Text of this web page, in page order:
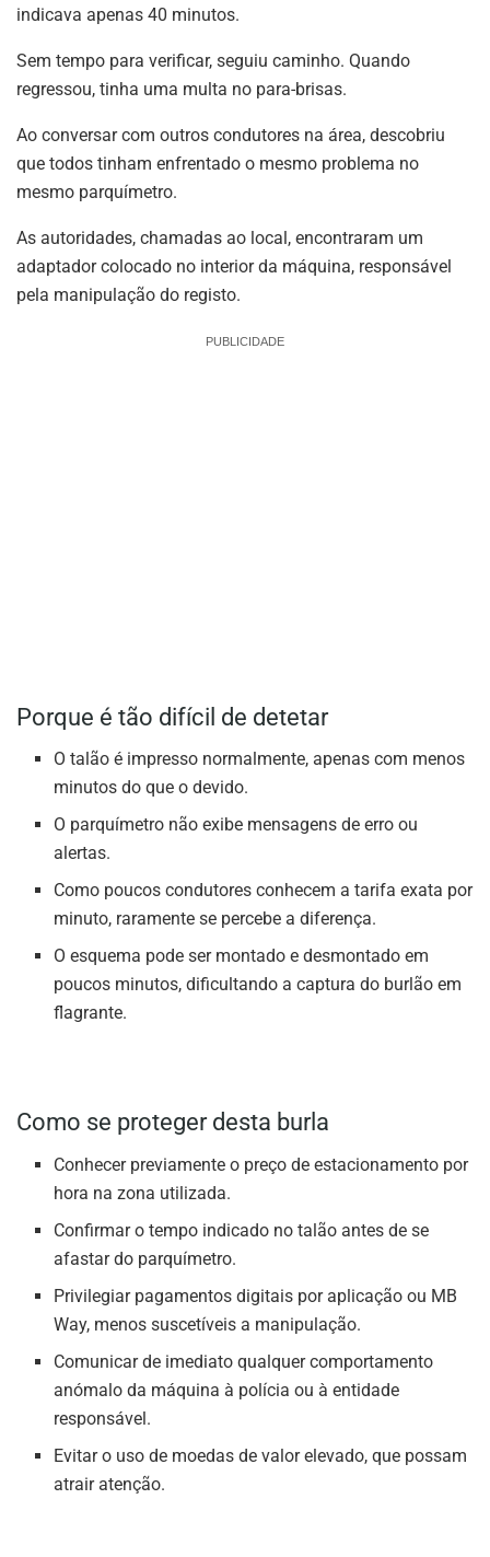
indicava apenas 40 minutos.
Sem tempo para verificar, seguiu caminho. Quando
regressou, tinha uma multa no para-brisas.
Ao conversar com outros condutores na área, descobriu
que todos tinham enfrentado o mesmo problema no
mesmo parquímetro.
As autoridades, chamadas ao local, encontraram um
adaptador colocado no interior da máquina, responsável
pela manipulação do registo.
PUBLICIDADE
Porque é tão difícil de detetar
O talão é impresso normalmente, apenas com menos
minutos do que o devido.
O parquímetro não exibe mensagens de erro ou
alertas.
Como poucos condutores conhecem a tarifa exata por
minuto, raramente se percebe a diferença.
O esquema pode ser montado e desmontado em
poucos minutos, dificultando a captura do burlão em
flagrante.
Como se proteger desta burla
Conhecer previamente o preço de estacionamento por
hora na zona utilizada.
Confirmar o tempo indicado no talão antes de se
afastar do parquímetro.
Privilegiar pagamentos digitais por aplicação ou MB
Way, menos suscetíveis a manipulação.
Comunicar de imediato qualquer comportamento
anómalo da máquina à polícia ou à entidade
responsável.
Evitar o uso de moedas de valor elevado, que possam
atrair atenção.